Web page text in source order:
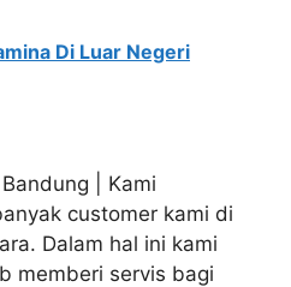
Di Luar Negeri
| Kami
customer kami di
Dalam hal ini kami
memberi servis bagi